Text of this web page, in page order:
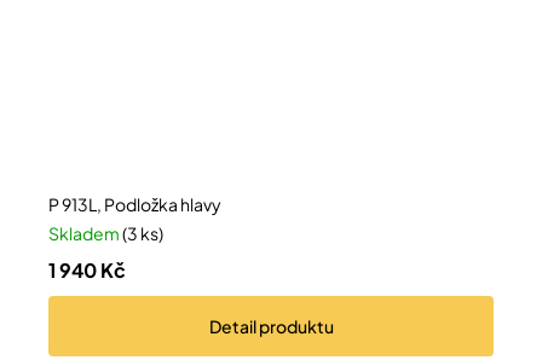
P 913L, Podložka hlavy
Skladem(3 ks)
1 940 Kč
Detailproduktu